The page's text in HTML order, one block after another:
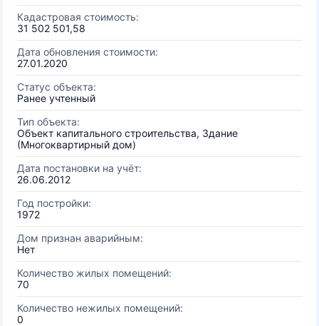
Кадастровая стоимость:
31 502 501,58
Дата обновления стоимости:
27.01.2020
Статус объекта:
Ранее учтенный
Тип объекта:
Объект капитального строительства, Здание
(Многоквартирный дом)
Дата постановки на учёт:
26.06.2012
Год постройки:
1972
Дом признан аварийным:
Нет
Количество жилых помещений:
70
Количество нежилых помещений:
0